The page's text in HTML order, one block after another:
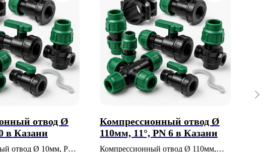
отвод Ø
в Казани
отвод Ø 10мм, PN
Компрессионный отвод Ø
110мм, 11°, PN 6 в Казани
Компрессионный отвод Ø 110мм,